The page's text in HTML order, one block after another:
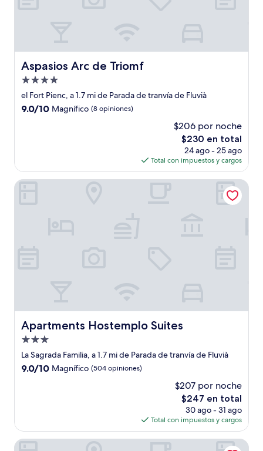
Aspasios Arc de Triomf
Aspasios Arc de Triomf
Propiedad
de
4.0
el Fort Pienc, a 1.7 mi de Parada de tranvía de Fluvià
9.0
9.0/10 Magnífico (8 opiniones)
$206 por noche
El
precio
actual
es
de
$230 en total
24 ago - 25 ago
Total con impuestos y cargos
Apartments Hostemplo Suites
Apartments Hostemplo Suites
Propiedad
de
3.0
La Sagrada Familia, a 1.7 mi de Parada de tranvía de Fluvià
9.0
9.0/10 Magnífico (504 opiniones)
$207 por noche
El
precio
actual
es
de
$247 en total
30 ago - 31 ago
Total con impuestos y cargos
Apartments Hostemplo Suites
Holiday Inn Express Barcelona City 22@ by IHG